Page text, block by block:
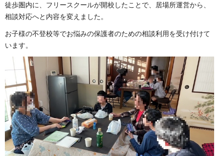
徒歩圏内に、フリースクールが開校したことで、居場所運営から、
相談対応へと内容を変えました。
お子様の不登校等でお悩みの保護者のための相談利用を受け付けて
います。